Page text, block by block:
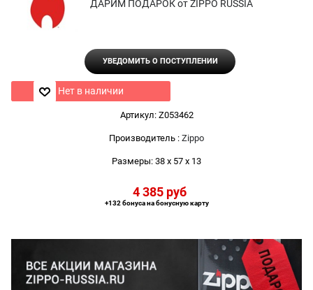
ДАРИМ ПОДАРОК от ZIPPO RUSSIA
УВЕДОМИТЬ О ПОСТУПЛЕНИИ
Нет в наличии
Артикул: Z053462
Производитель : Zippo
Размеры: 38 x 57 x 13
4 385 руб
+132 бонуса на бонусную карту